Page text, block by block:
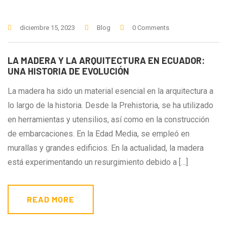
diciembre 15, 2023 Blog 0 Comments
LA MADERA Y LA ARQUITECTURA EN ECUADOR:
UNA HISTORIA DE EVOLUCIÓN
La madera ha sido un material esencial en la arquitectura a
lo largo de la historia. Desde la Prehistoria, se ha utilizado
en herramientas y utensilios, así como en la construcción
de embarcaciones. En la Edad Media, se empleó en
murallas y grandes edificios. En la actualidad, la madera
está experimentando un resurgimiento debido a […]
READ MORE